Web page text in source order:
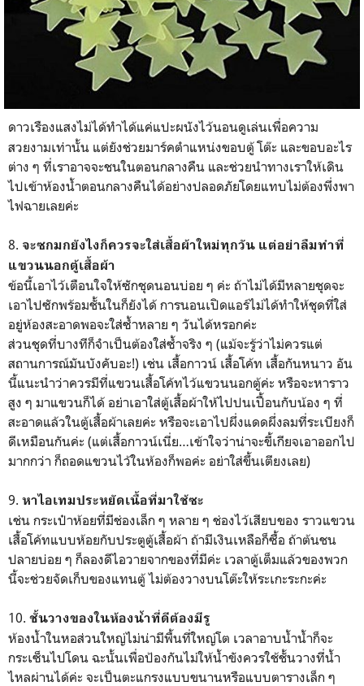
ดาวเรืองแสงไม่ได้ทำได้แค่แปะผนังไว้นอนดูเล่นเพื่อความ
สวยงามเท่านั้น แต่ยังช่วยมาร์คตำแหน่งขอบตู้ โต๊ะ และขอบอะไร
ต่าง ๆ ที่เราอาจจะชนในตอนกลางคืน และช่วยนำทางเราให้เดิน
ไปเข้าห้องน้ำตอนกลางคืนได้อย่างปลอดภัยโดยแทบไม่ต้องพึ่งพา
ไฟฉายเลยค่ะ
8. จะซกมกยังไงก็ควรจะใส่เสื้อผ้าใหม่ทุกวัน แต่อย่าลืมทำที่
แขวนนอกตู้เสื้อผ้า
ข้อนี้เอาไว้เตือนใจให้ซักชุดนอนบ่อย ๆ ค่ะ ถ้าไม่ได้มีหลายชุดจะ
เอาไปซักพร้อมชั้นในก็ยังได้ การนอนเปิดแอร์ไม่ได้ทำให้ชุดที่ใส่
อยู่ห้องสะอาดพอจะใส่ซ้ำหลาย ๆ วันได้หรอกค่ะ
ส่วนชุดที่บางทีก็จำเป็นต้องใส่ซ้ำจริง ๆ (แม้จะรู้ว่าไม่ควรแต่
สถานการณ์มันบังคับอะ!) เช่น เสื้อกาวน์ เสื้อโค้ท เสื้อกันหนาว อัน
นี้แนะนำว่าควรมีที่แขวนเสื้อโค้ทไว้แขวนนอกตู้ค่ะ หรือจะหาราว
สูง ๆ มาแขวนก็ได้ อย่าเอาใส่ตู้เสื้อผ้าให้ไปปนเปื้อนกับน้อง ๆ ที่
สะอาดแล้วในตู้เสื้อผ้าเลยค่ะ หรือจะเอาไปผึ่งแดดผึ่งลมที่ระเบียงก็
ดีเหมือนกันค่ะ (แต่เสื้อกาวน์เนี่ย…เข้าใจว่าน่าจะขี้เกียจเอาออกไป
มากกว่า ก็ถอดแขวนไว้ในห้องก็พอค่ะ อย่าใส่ขึ้นเตียงเลย)
9. หาไอเทมประหยัดเนื้อที่มาใช้ซะ
เช่น กระเป๋าห้อยที่มีช่องเล็ก ๆ หลาย ๆ ช่องไว้เสียบของ ราวแขวน
เสื้อโค้ทแบบห้อยกับประตูตู้เสื้อผ้า ถ้ามีเงินเหลือก็ซื้อ ถ้าต้นชน
ปลายบ่อย ๆ ก็ลองดีไอวายจากของที่มีค่ะ เวลาตู้เต็มแล้วของพวก
นี้จะช่วยจัดเก็บของแทนตู้ ไม่ต้องวางบนโต๊ะให้ระเกะระกะค่ะ
10. ชั้นวางของในห้องน้ำที่ดีต้องมีรู
ห้องน้ำในหอส่วนใหญ่ไม่น่ามีพื้นที่ใหญ่โต เวลาอาบน้ำน้ำก็จะ
กระเซ็นไปโดน ฉะนั้นเพื่อป้องกันไม่ให้น้ำขังควรใช้ชั้นวางที่น้ำ
ไหลผ่านได้ค่ะ จะเป็นตะแกรงแบบขนานหรือแบบตารางเล็ก ๆ